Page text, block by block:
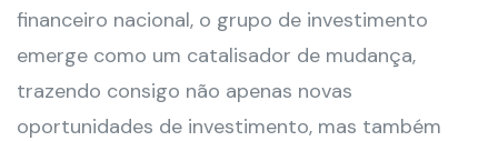
financeiro nacional, o grupo de investimento
emerge como um catalisador de mudança,
trazendo consigo não apenas novas
oportunidades de investimento, mas também